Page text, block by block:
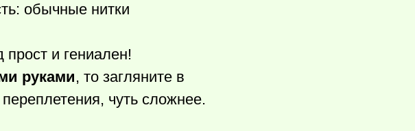
обычные нитки
и гениален!
руками, то загляните в
чуть сложнее.